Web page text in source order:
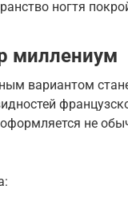
ногтя
миллениум
вариантом
не